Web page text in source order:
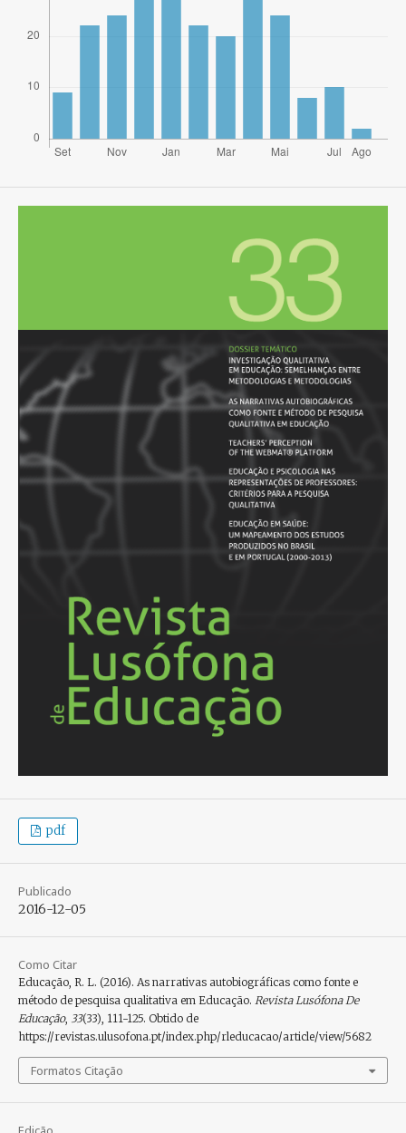
pdf
Publicado
2016-12-05
Como Citar
Educação, R. L. (2016). As narrativas autobiográficas como fonte e
método de pesquisa qualitativa em Educação. Revista Lusófona De
Educação, 33(33), 111-125. Obtido de
https://revistas.ulusofona.pt/index.php/rleducacao/article/view/5682
Formatos Citação